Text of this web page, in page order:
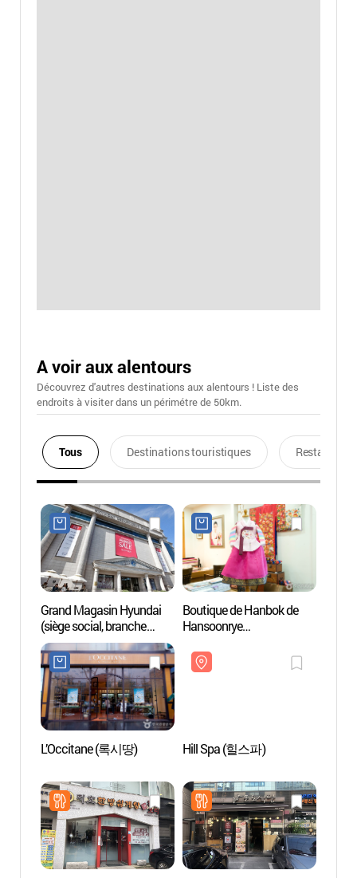
A voir aux alentours
Découvrez d'autres destinations aux alentours ! Liste des
endroits à visiter dans un périmétre de 50km.
Tous Destinations touristiques Restaurants
Grand Magasin Hyundai
(siège social, branche
d'Apgujeong) (현대백화점-
압구정본점)
Boutique de Hanbok de
Hansoonrye
L’Occitane (록시땅) Hill Spa (힐스파)